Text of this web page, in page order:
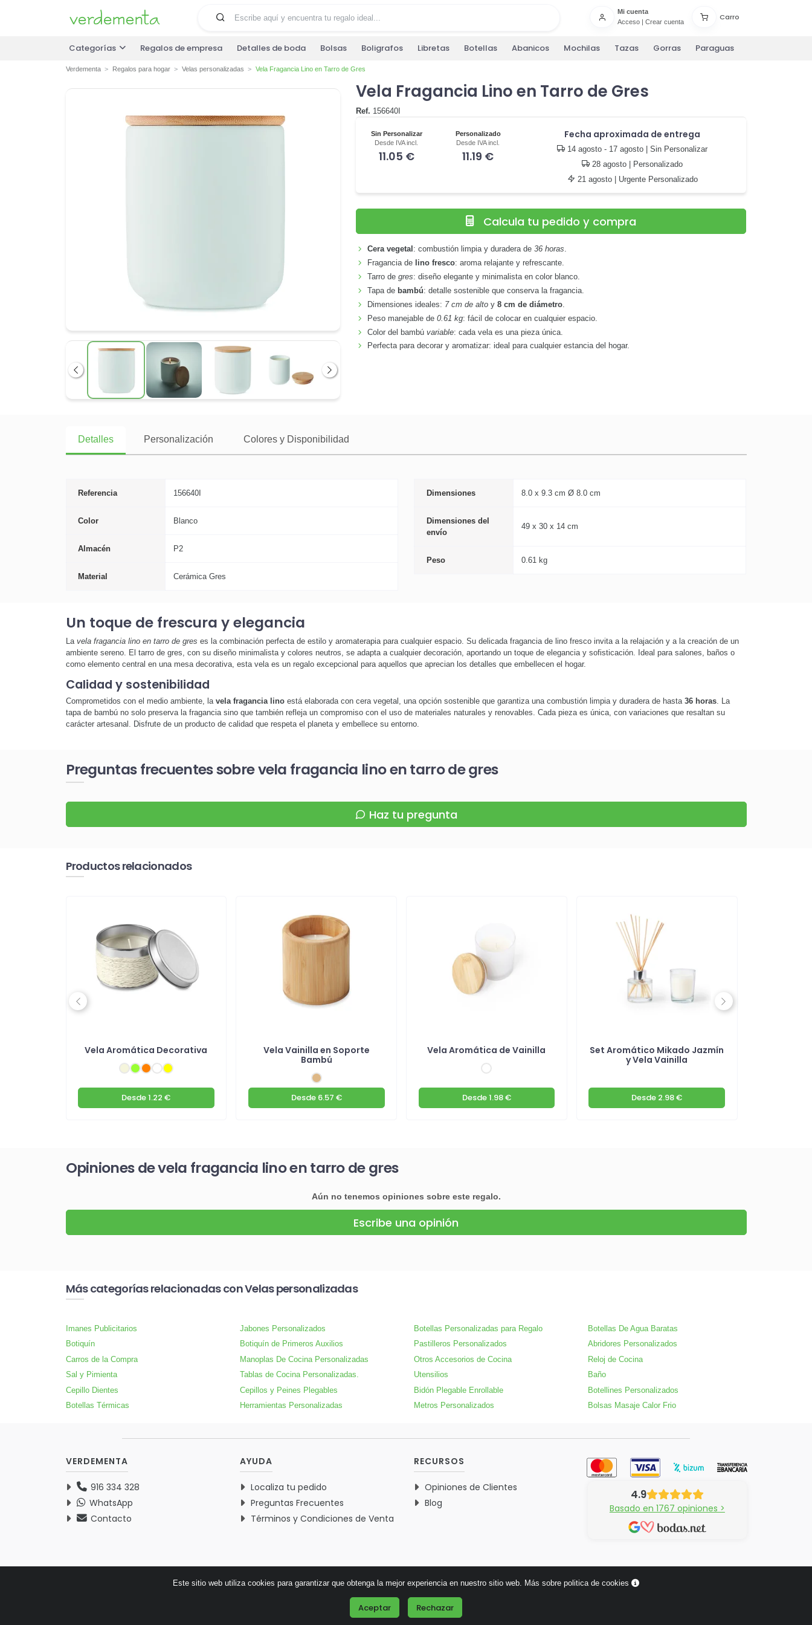
Mi cuenta
Acceso| Crear cuenta
Carro
Categorías Regalos de empresa Detalles de boda Bolsas Boligrafos Libretas Botellas Abanicos Mochilas Tazas Gorras Paraguas
Verdementa Regalos para hogar Velas personalizadas Vela Fragancia Lino en Tarro de Gres
Anterior Siguiente
Vela Fragancia Lino en Tarro de Gres
Ref. 156640I
Sin Personalizar
Desde IVA incl.
11.05 €
Personalizado
Desde IVA incl.
11.19 €
Fecha aproximada de entrega
14 agosto - 17 agosto | Sin Personalizar
28 agosto | Personalizado
21 agosto| Urgente Personalizado
Calcula tu pedido y compra
Cera vegetal : combustión limpia y duradera de36 horas.
Fragancia de lino fresco: aroma relajante y refrescante.
Tarro degres: diseño elegante y minimalista en color blanco.
Tapa de bambú: detalle sostenible que conserva la fragancia.
Dimensiones ideales: 7 cm de alto y8 cm de diámetro
Peso manejable de0.61 kg: fácil de colocar en cualquier espacio.
Color del bambúvariable: cada vela es una pieza única.
Perfecta para decorar y aromatizar: ideal para cualquier estancia del hogar.
Detalles Personalización Colores y Disponibilidad
Referencia 156640I
Color Blanco
Almacén P2
Material Cerámica Gres
Dimensiones 8.0 x 9.3 cm Ø 8.0 cm
Dimensiones del
envío
49 x 30 x 14 cm
Peso 0.61 kg
Un toque de frescura y elegancia
La vela fragancia lino en tarro de gres es la combinación perfecta de estilo y aromaterapia para cualquier espacio. Su delicada fragancia de lino fresco invita a la relajación y a la creación de un
ambiente sereno. El tarro de gres, con su diseño minimalista y colores neutros, se adapta a cualquier decoración, aportando un toque de elegancia y sofisticación. Ideal para salones, baños o
como elemento central en una mesa decorativa, esta vela es un regalo excepcional para aquellos que aprecian los detalles que embellecen el hogar.
Calidad y sostenibilidad
Comprometidos con el medio ambiente, la vela fragancia linoestá elaborada con cera vegetal, una opción sostenible que garantiza una combustión limpia y duradera de hasta 36 horas. La
tapa de bambú no solo preserva la fragancia sino que también refleja un compromiso con el uso de materiales naturales y renovables. Cada pieza es única, con variaciones que resaltan su
carácter artesanal. Disfrute de un producto de calidad que respeta el planeta y embellece su entorno.
Preguntas frecuentes sobre vela fragancia lino en tarro de gres
Haz tu pregunta
Productos relacionados
Vela Aromática Decorativa
Desde1.22 €
Vela Vainilla en Soporte
Bambú
Desde6.57 €
Vela Aromática de Vainilla
Desde1.98 €
Set Aromático Mikado Jazmín
y Vela Vainilla
Desde 2.98 €
Previous Next
Opiniones de vela fragancia lino en tarro de gres
Aún no tenemos opiniones sobre este regalo.
Escribe una opinión
Más categorías relacionadas con Velas personalizadas
Imanes Publicitarios Jabones Personalizados Botellas Personalizadas para Regalo
Botellas De Agua Baratas
Botiquín
Botiquín de Primeros Auxilios Pastilleros Personalizados
Abridores Personalizados
Carros de la Compra
Manoplas De Cocina Personalizadas Otros Accesorios de Cocina
Reloj de Cocina
Sal y Pimienta
Tablas de Cocina Personalizadas. Utensilios
Baño
Cepillo Dientes
Cepillos y Peines Plegables Bidón Plegable Enrollable
Botellines Personalizados
Botellas Térmicas
Herramientas Personalizadas Metros Personalizados Bolsas Masaje Calor Frio
VERDEMENTA
916 334 328
WhatsApp
Contacto
AYUDA
Localiza tu pedido
Preguntas Frecuentes
Términos y Condiciones de Venta
RECURSOS
Opiniones de Clientes
Blog
4.9
Basado en 1767 opiniones >
© 2026 Verdementa.es - Todos los derechos reservados.
Este sitio web utiliza cookies para garantizar que obtenga la mejor experiencia en nuestro sitio web. Más sobre politica de cookies
Aceptar Rechazar